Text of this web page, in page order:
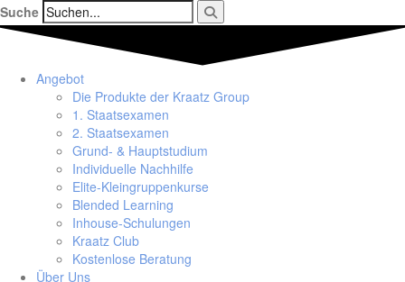
Suche
Angebot
Die Produkte der Kraatz Group
1. Staatsexamen
2. Staatsexamen
Grund- & Hauptstudium
Individuelle Nachhilfe
Elite-Kleingruppenkurse
Blended Learning
Inhouse-Schulungen
Kraatz Club
Kostenlose Beratung
Über Uns